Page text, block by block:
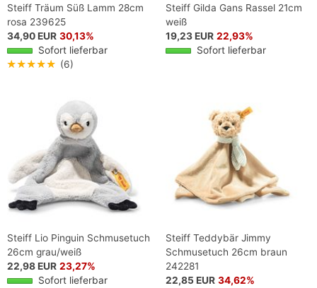
Steiff Träum Süß Lamm 28cm
rosa 239625
34,90 EUR 30,13%
Sofort lieferbar
★★★★★ (6)
Steiff Gilda Gans Rassel 21cm
weiß
19,23 EUR 22,93%
Sofort lieferbar
Steiff Lio Pinguin Schmusetuch
26cm grau/weiß
22,98 EUR 23,27%
Sofort lieferbar
Steiff Teddybär Jimmy
Schmusetuch 26cm braun
242281
22,85 EUR 34,62%